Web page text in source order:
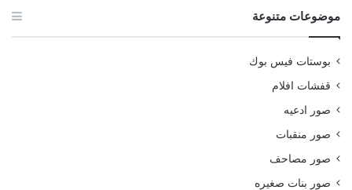
موضوعات متنوعة
بوستات فيس بوك
قفشات افلام
صور ادعيه
صور منقبات
صور مصاحف
صور بنات صغيره